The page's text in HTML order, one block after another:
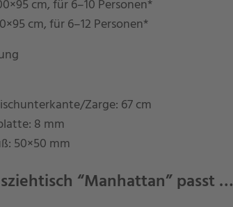
cm, für 6–10 Personen*
cm, für 6–12 Personen*
Zarge: 67 cm
8 mm
50×50 mm
“Manhattan” passt …